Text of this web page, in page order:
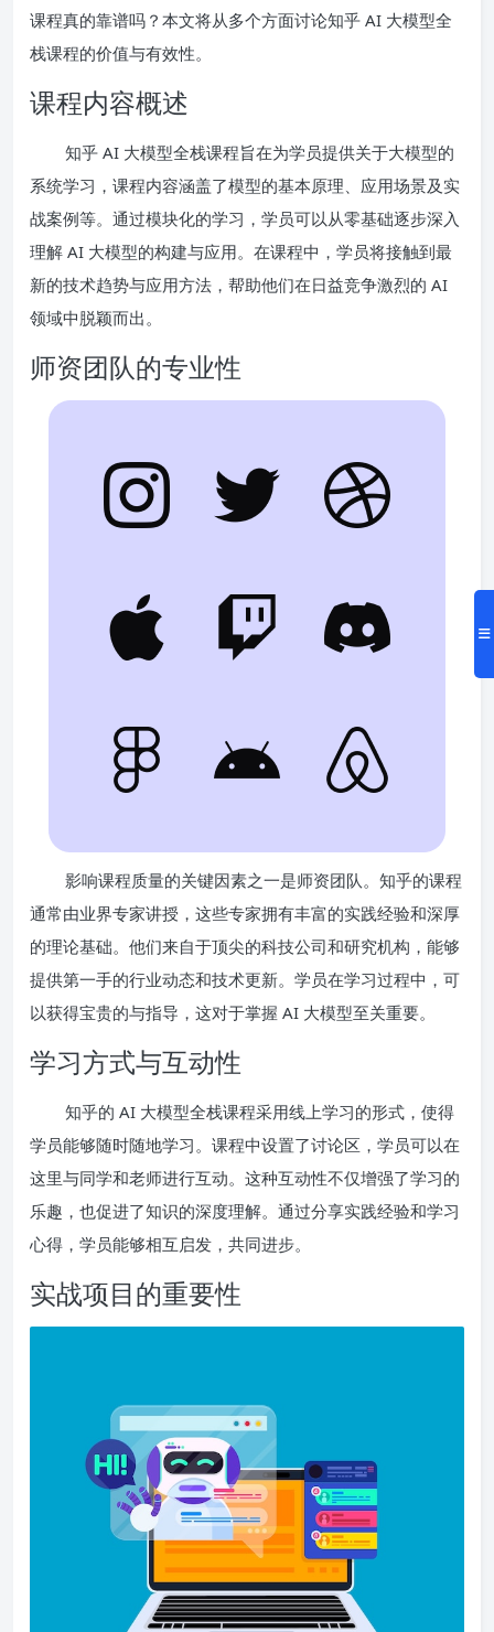
课程真的靠谱吗？本文将从多个方面讨论知乎 AI 大模型全
栈课程的价值与有效性。
课程内容概述
知乎 AI 大模型全栈课程旨在为学员提供关于大模型的
系统学习，课程内容涵盖了模型的基本原理、应用场景及实
战案例等。通过模块化的学习，学员可以从零基础逐步深入
理解 AI 大模型的构建与应用。在课程中，学员将接触到最
新的技术趋势与应用方法，帮助他们在日益竞争激烈的 AI
领域中脱颖而出。
师资团队的专业性
影响课程质量的关键因素之一是师资团队。知乎的课程
通常由业界专家讲授，这些专家拥有丰富的实践经验和深厚
的理论基础。他们来自于顶尖的科技公司和研究机构，能够
提供第一手的行业动态和技术更新。学员在学习过程中，可
以获得宝贵的与指导，这对于掌握 AI 大模型至关重要。
学习方式与互动性
知乎的 AI 大模型全栈课程采用线上学习的形式，使得
学员能够随时随地学习。课程中设置了讨论区，学员可以在
这里与同学和老师进行互动。这种互动性不仅增强了学习的
乐趣，也促进了知识的深度理解。通过分享实践经验和学习
心得，学员能够相互启发，共同进步。
实战项目的重要性